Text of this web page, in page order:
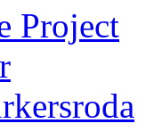
Project